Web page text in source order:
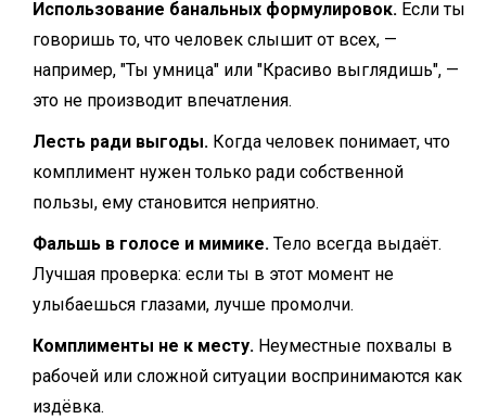
Использование банальных формулировок. Если ты
говоришь то, что человек слышит от всех, —
например, "Ты умница" или "Красиво выглядишь", —
это не производит впечатления.
Лесть ради выгоды. Когда человек понимает, что
комплимент нужен только ради собственной
пользы, ему становится неприятно.
Фальшь в голосе и мимике. Тело всегда выдаёт.
Лучшая проверка: если ты в этот момент не
улыбаешься глазами, лучше промолчи.
Комплименты не к месту. Неуместные похвалы в
рабочей или сложной ситуации воспринимаются как
издёвка.